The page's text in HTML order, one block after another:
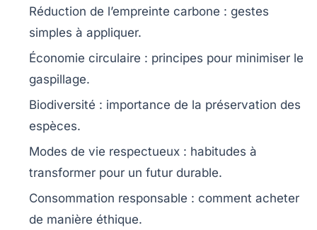
Réduction de l’empreinte carbone : gestes
simples à appliquer.
Économie circulaire : principes pour minimiser le
gaspillage.
Biodiversité : importance de la préservation des
espèces.
Modes de vie respectueux : habitudes à
transformer pour un futur durable.
Consommation responsable : comment acheter
de manière éthique.